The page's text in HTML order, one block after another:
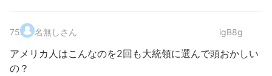
75. 名無しさん igB8g
アメリカ人はこんなのを2回も大統領に選んで頭おかしい
の？